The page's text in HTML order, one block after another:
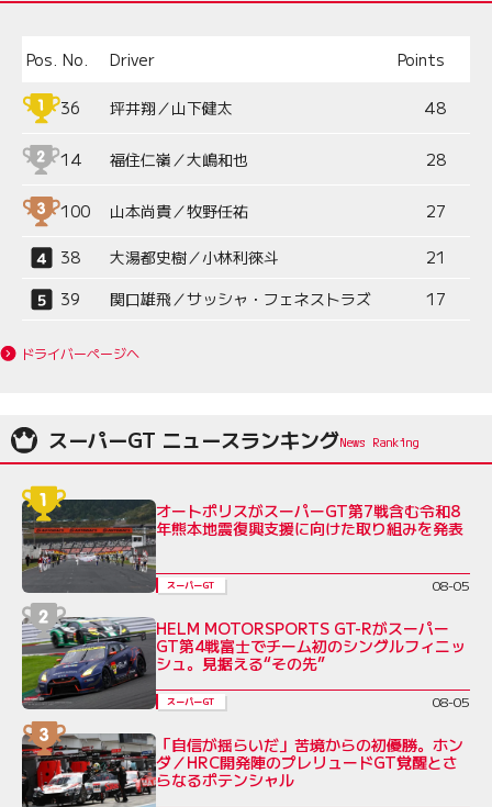
Pos. No. Driver Points
36 坪井翔／山下健太 48
14 福住仁嶺／大嶋和也 28
100 山本尚貴／牧野任祐 27
38 大湯都史樹／小林利徠斗
21
39
関口雄飛／サッシャ・フェネストラズ 17
ドライバーページへ
スーパーGT ニュースランキング
オートポリスがスーパーGT第7戦含む令和8
年熊本地震復興支援に向けた取り組みを発表
スーパーGT 08-05
HELM MOTORSPORTS GT-Rがスーパー
GT第4戦富士でチーム初のシングルフィニッ
シュ。見据える“その先”
スーパーGT 08-05
「自信が揺らいだ」苦境からの初優勝。ホン
ダ／HRC開発陣のプレリュードGT覚醒とさ
らなるポテンシャル